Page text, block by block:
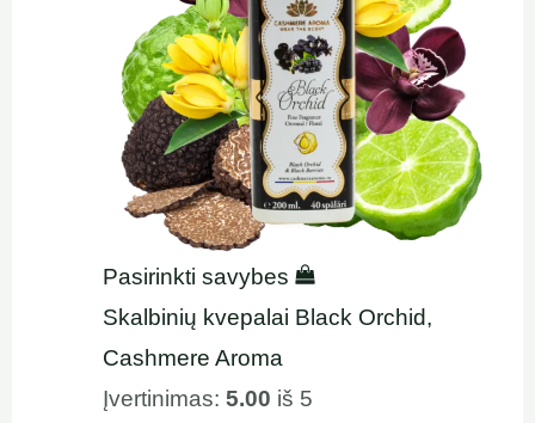
Pasirinkti savybes
Skalbinių kvepalai Black Orchid,
Cashmere Aroma
Įvertinimas:5.00 iš 5